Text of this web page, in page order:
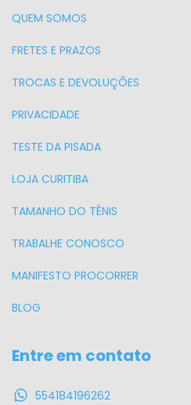
QUEM SOMOS
FRETES E PRAZOS
TROCAS E DEVOLUÇÕES
PRIVACIDADE
TESTE DA PISADA
LOJA CURITIBA
TAMANHO DO TÊNIS
TRABALHE CONOSCO
MANIFESTO PROCORRER
BLOG
Entre em contato
554184196262